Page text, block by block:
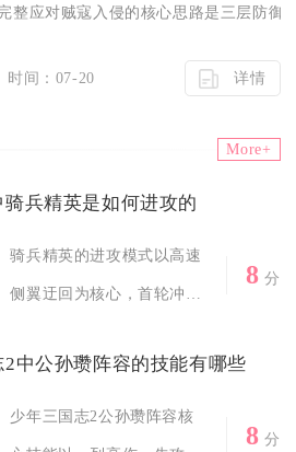
整应对贼寇入侵的核心思路是三层防御
时间：07-20 详情
More+
兵精英是如何进攻的
骑兵精英的进攻模式以高速
侧翼迂回为核心，首轮冲锋
8 分
2中公孙瓒阵容的技能有哪些
少年三国志2公孙瓒阵容核
8 分